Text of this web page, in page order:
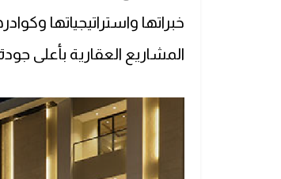
خبراتها واستراتيجياتها
المشاريع العقارية بأعلى